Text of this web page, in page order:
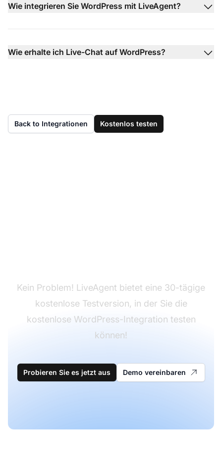
Wie integrieren Sie WordPress mit LiveAgent?
Wie erhalte ich Live-Chat auf WordPress?
Back to Integrationen Kostenlos testen
Kein Problem! LiveAgent bietet eine 30-tägige
kostenlose Testversion, in der Sie die
kostenlose WordPress-Integration testen
können!
Probieren Sie es jetzt aus Demo vereinbaren